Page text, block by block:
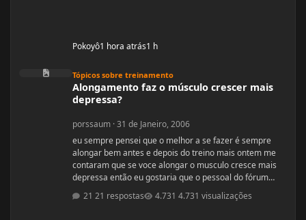
Pokoyô1 hora atrás1 h
Alongamento faz o músculo crescer mais depressa?
Tópicos sobre treinamento
Alongamento faz o músculo crescer mais
depressa?
porssaum ·31 de Janeiro, 2006
eu sempre pensei que o melhor a se fazer é sempre
alongar bem antes e depois do treino mais ontem me
contaram que se voce alongar o musculo cresce mais
depressa então eu gostaria que o pessoal do fórum
fizesse o favor de me tirar essa duvida É melhor ou pior
alongar antes e deopis dos treinos? e porque? vlw
21 respostas 4.731 visualizações